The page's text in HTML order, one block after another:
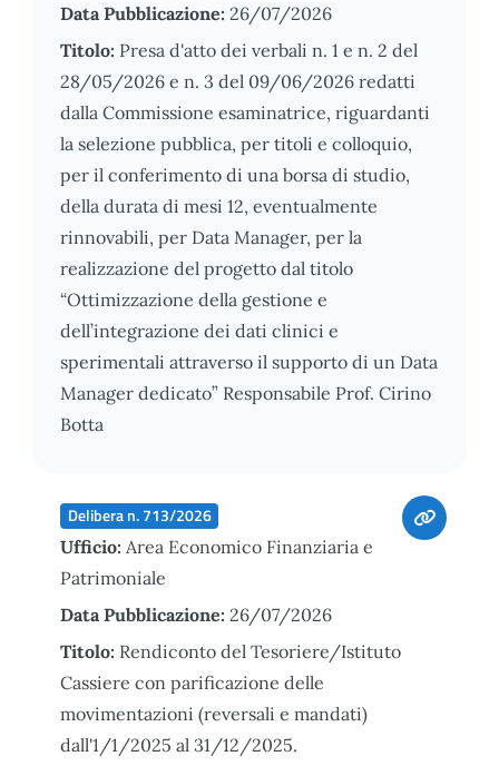
Data Pubblicazione: 26/07/2026
Titolo: Presa d'atto dei verbali n. 1 e n. 2 del
28/05/2026 e n. 3 del 09/06/2026 redatti
dalla Commissione esaminatrice, riguardanti
la selezione pubblica, per titoli e colloquio,
per il conferimento di una borsa di studio,
della durata di mesi 12, eventualmente
rinnovabili, per Data Manager, per la
realizzazione del progetto dal titolo
“Ottimizzazione della gestione e
dell’integrazione dei dati clinici e
sperimentali attraverso il supporto di un Data
Manager dedicato” Responsabile Prof. Cirino
Botta
Delibera n. 713/2026
Ufficio: Area Economico Finanziaria e
Patrimoniale
Data Pubblicazione: 26/07/2026
Titolo: Rendiconto del Tesoriere/Istituto
Cassiere con parificazione delle
movimentazioni (reversali e mandati)
dall'1/1/2025 al 31/12/2025.